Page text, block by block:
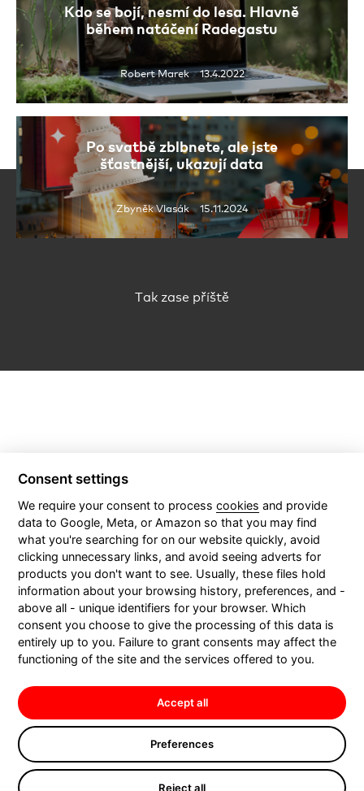
Kdo se bojí, nesmí do lesa. Hlavně
během natáčení Radegastu
Robert Marek 13.4.2022
Po svatbě zblbnete, ale jste
šťastnější, ukazují data
Zbyněk Vlasák 15.11.2024
Tak zase příště
CONTACTS
Boomerang Communication s. r. o., entered in the Commercial Register at the
Municipal Court in Prague, section C, insert 82867; registered office: Nad
Kazankou 708/37, 171 00 Prague 7; ID no.: 26447657; Tax no.: CZ26447657; bank
details: Raiffeisenbank, a.s., account number: 5640596001/5500; represented by
Mgr. Marek Slezák, executive director
Consent settings
We require your consent to processcookies and provide
data to Google, Meta, or Amazon so that you may find
what you're searching for on our website quickly, avoid
clicking unnecessary links, and avoid seeing adverts for
products you don't want to see. Usually, these files hold
information about your browsing history, preferences, and -
above all - unique identifiers for your browser. Which
consent you choose to give the processing of this data is
entirely up to you. Failure to grant consents may affect the
functioning of the site and the services offered to you.
Accept all
Preferences
Reject all